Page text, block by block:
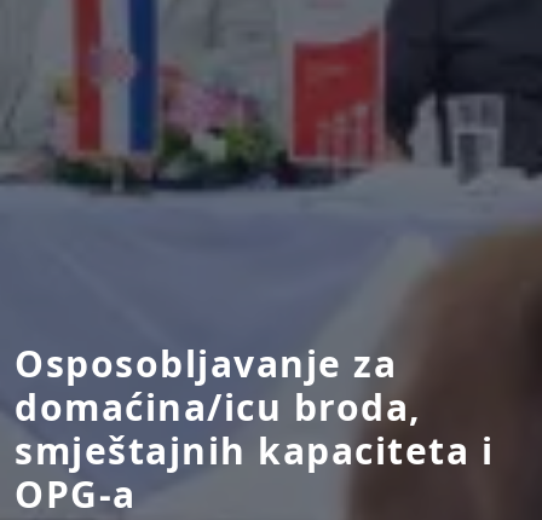
Osposobljavanje za
domaćina/icu broda,
smještajnih kapaciteta i
OPG-a